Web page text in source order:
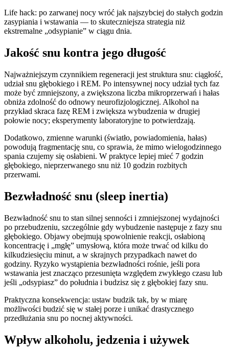
Life hack: po zarwanej nocy wróć jak najszybciej do stałych godzin
zasypiania i wstawania — to skuteczniejsza strategia niż
ekstremalne „odsypianie” w ciągu dnia.
Jakość snu kontra jego długość
Najważniejszym czynnikiem regeneracji jest struktura snu: ciągłość,
udział snu głębokiego i REM. Po intensywnej nocy udział tych faz
może być zmniejszony, a zwiększona liczba mikroprzerwań i hałas
obniża zdolność do odnowy neurofizjologicznej. Alkohol na
przykład skraca fazę REM i zwiększa wybudzenia w drugiej
połowie nocy; eksperymenty laboratoryjne to potwierdzają.
Dodatkowo, zmienne warunki (światło, powiadomienia, hałas)
powodują fragmentację snu, co sprawia, że mimo wielogodzinnego
spania czujemy się osłabieni. W praktyce lepiej mieć 7 godzin
głębokiego, nieprzerwanego snu niż 10 godzin rozbitych
przerwami.
Bezwładność snu (sleep inertia)
Bezwładność snu to stan silnej senności i zmniejszonej wydajności
po przebudzeniu, szczególnie gdy wybudzenie następuje z fazy snu
głębokiego. Objawy obejmują spowolnienie reakcji, osłabioną
koncentrację i „mgłę” umysłową, która może trwać od kilku do
kilkudziesięciu minut, a w skrajnych przypadkach nawet do
godziny. Ryzyko wystąpienia bezwładności rośnie, jeśli pora
wstawania jest znacząco przesunięta względem zwykłego czasu lub
jeśli „odsypiasz” do południa i budzisz się z głębokiej fazy snu.
Praktyczna konsekwencja: ustaw budzik tak, by w miarę
możliwości budzić się w stałej porze i unikać drastycznego
przedłużania snu po nocnej aktywności.
Wpływ alkoholu, jedzenia i używek